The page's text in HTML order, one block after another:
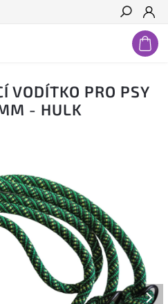
Hledat
VODÍTKO PRO PSY
- HULK